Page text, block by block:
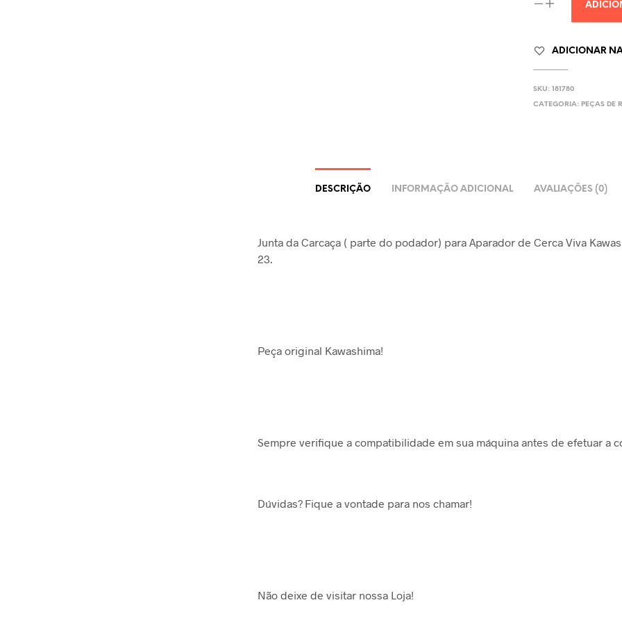
ADICIONAR NA
SKU:181780
CATEGORIA: PEÇAS DE
DESCRIÇÃO INFORMAÇÃO ADICIONAL AVALIAÇÕES (0)
Junta da Carcaça ( parte do podador) para Aparador de Cerca Viva
23.
Peça original Kawashima!
Sempre verifique a compatibilidade em sua máquina antes de efetuar a
Dúvidas? Fique a vontade para nos chamar!
Não deixe de visitar nossa Loja!